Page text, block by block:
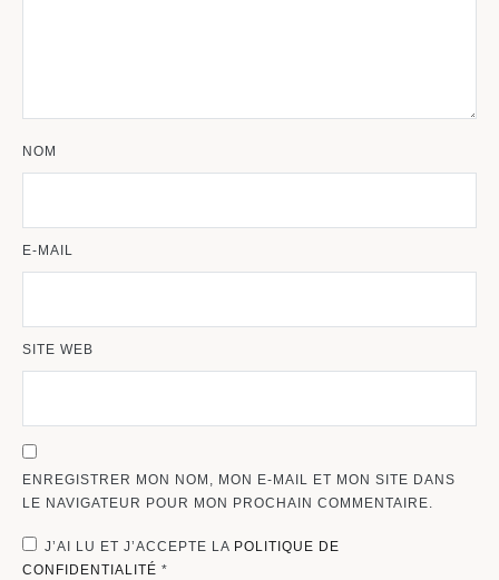
NOM
E-MAIL
SITE WEB
ENREGISTRER MON NOM, MON E-MAIL ET MON SITE DANS
LE NAVIGATEUR POUR MON PROCHAIN COMMENTAIRE.
J’AI LU ET J’ACCEPTE LA POLITIQUE DE
CONFIDENTIALITÉ *